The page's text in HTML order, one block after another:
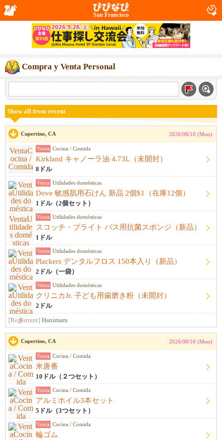
San Francisco
Compra y Venta Personal
Show all from recent
Cupertino, CA 2026/08/10 (Mon)
Venta Cocina / Comida
Kirkland キャノーラ油 4.73L（未開封）
8ドル
Venta Utilidades domésticas
Dove 敏感肌用石けん 新品 2個$1（在庫12個）
1ドル（2個セット）
Venta Utilidades domésticas
スコッチ・ブライト バス用抗菌スポンジ（新品）
1ドル
Venta Utilidades domésticas
Plackers デンタルフロス 150本入り（新品）
2ドル（一袋）
Venta Utilidades domésticas
クリニカJr. 子ども用歯磨き粉（未開封）
2ドル
[Registrant] Hanimaru
Cupertino, CA 2026/08/10 (Mon)
Venta Cocina / Comida
米唐番
10ドル（２つセット）
Venta Cocina / Comida
アルミホイル3本セット
5ドル（3つセット）
Venta Cocina / Comida
輪ゴム